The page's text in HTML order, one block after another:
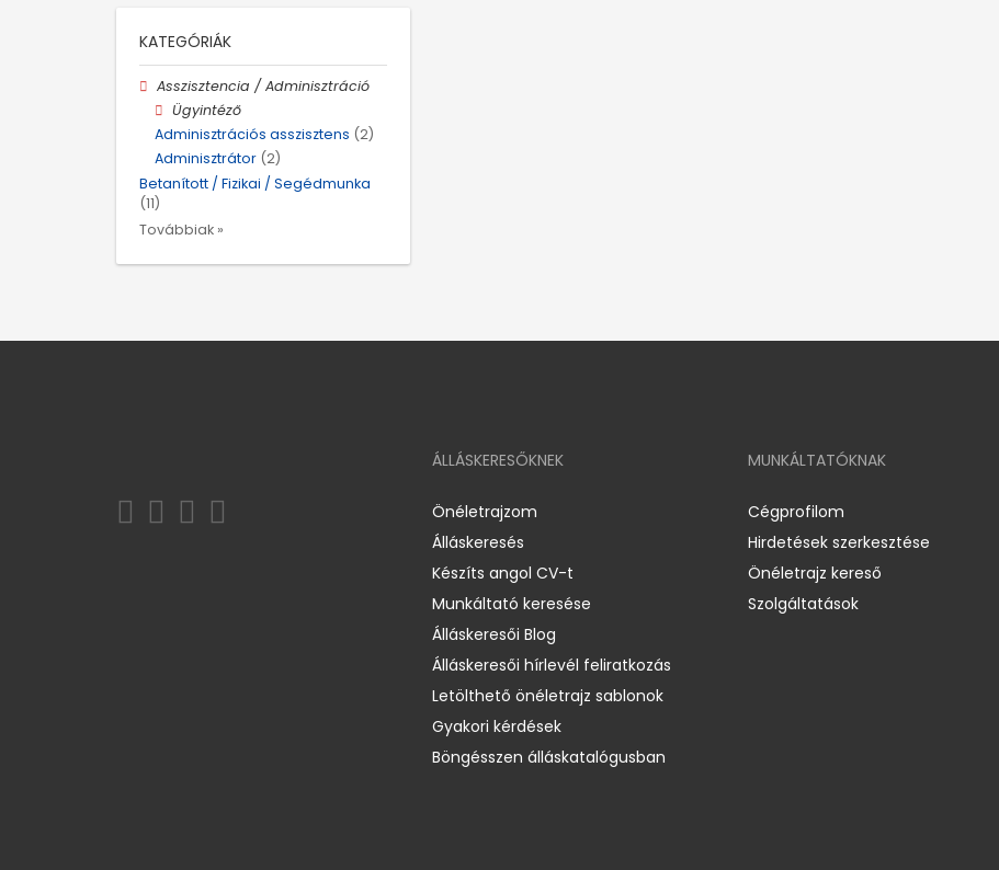
KATEGÓRIÁK
Asszisztencia / Adminisztráció
Ügyintéző
Adminisztrációs asszisztens (2)
Adminisztrátor (2)
Betanított / Fizikai / Segédmunka
(11)
Továbbiak »
ÁLLÁSKERESŐKNEK
Önéletrajzom
Álláskeresés
Készíts angol CV-t
Munkáltató keresése
Álláskeresői Blog
Álláskeresői hírlevél feliratkozás
Letölthető önéletrajz sablonok
Gyakori kérdések
Böngésszen álláskatalógusban
MUNKÁLTATÓKNAK
Cégprofilom
Hirdetések szerkesztése
Önéletrajz kereső
Szolgáltatások